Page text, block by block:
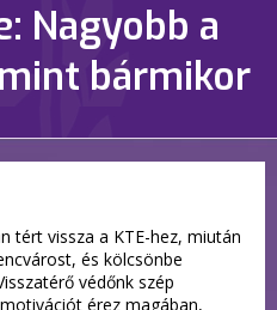
Nagyobb a
bármikor
tért vissza a KTE-hez, miután
és kölcsönbe
védőnk szép
érez magában,